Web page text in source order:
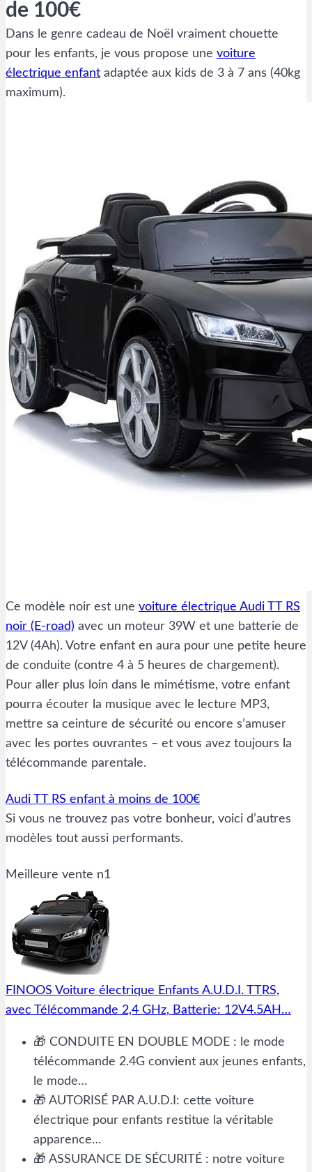
de 100€
Dans le genre cadeau de Noël vraiment chouette
pour les enfants, je vous propose une voiture
électrique enfant adaptée aux kids de 3 à 7 ans (40kg
maximum).
Ce modèle noir est une voiture électrique Audi TT RS
noir (E-road) avec un moteur 39W et une batterie de
12V (4Ah). Votre enfant en aura pour une petite heure
de conduite (contre 4 à 5 heures de chargement).
Pour aller plus loin dans le mimétisme, votre enfant
pourra écouter la musique avec le lecture MP3,
mettre sa ceinture de sécurité ou encore s’amuser
avec les portes ouvrantes – et vous avez toujours la
télécommande parentale.
Audi TT RS enfant à moins de 100€
Si vous ne trouvez pas votre bonheur, voici d’autres
modèles tout aussi performants.
Meilleure vente n1
FINOOS Voiture électrique Enfants A.U.D.I. TTRS,
avec Télécommande 2,4 GHz, Batterie: 12V4.5AH…
🎁 CONDUITE EN DOUBLE MODE : le mode
télécommande 2.4G convient aux jeunes enfants,
le mode…
🎁 AUTORISÉ PAR A.U.D.I: cette voiture
électrique pour enfants restitue la véritable
apparence…
🎁 ASSURANCE DE SÉCURITÉ : notre voiture